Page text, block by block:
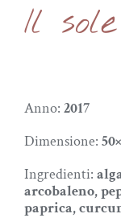
Il
Anno: 2017
Dimensione:
Ingredienti:
arcobaleno,
paprica,